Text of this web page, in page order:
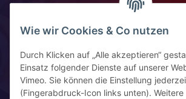
Wie wir Cookies & Co nutzen
Durch Klicken auf „Alle akzeptieren“
Einsatz folgender Dienste auf unserer
Vimeo. Sie können die Einstellung
(Fingerabdruck-Icon links unten).
Impressum
Widerrufsrecht
Kontaktinformationen
Ziegelhüttenstr 30, 64832 Babenhausen